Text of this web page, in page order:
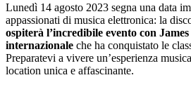
Lunedì 14 agosto 2023 segna una data
appassionati di musica elettronica: la
ospiterà l’incredibile evento con
internazionale che ha conquistato le
Preparatevi a vivere un’esperienza
location unica e affascinante.